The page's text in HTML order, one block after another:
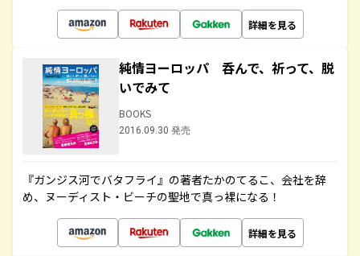
詳細を見る
純情ヨーロッパ 呑んで、祈って、脱
いでみて
BOOKS
2016.09.30 発売
『ガンジス河でバタフライ』の著者たかのてるこ、会社を辞
め、ヌーディスト・ビーチの聖地で真っ裸になる！
詳細を見る